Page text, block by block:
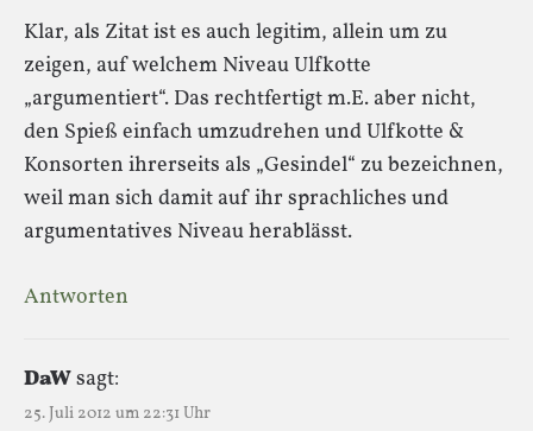
Klar, als Zitat ist es auch legitim, allein um zu
zeigen, auf welchem Niveau Ulfkotte
„argumentiert“. Das rechtfertigt m.E. aber nicht,
den Spieß einfach umzudrehen und Ulfkotte &
Konsorten ihrerseits als „Gesindel“ zu bezeichnen,
weil man sich damit auf ihr sprachliches und
argumentatives Niveau herablässt.
Antworten
DaWsagt:
25. Juli 2012 um 22:31 Uhr